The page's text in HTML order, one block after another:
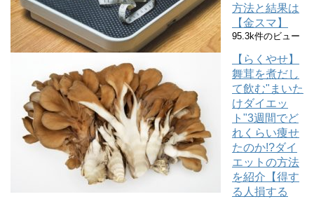
方法と結果は
【金スマ】
95.3k件のビュー
【らくやせ】
舞茸を煮だし
て飲む"まいた
けダイエッ
ト"3週間でど
れくらい痩せ
たのか!?ダイ
エットの方法
を紹介【得す
る人損する